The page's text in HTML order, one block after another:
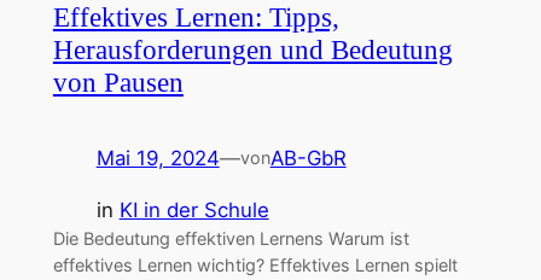
Effektives Lernen: Tipps,
Herausforderungen und Bedeutung
von Pausen
Mai 19, 2024—vonAB-GbR
in KI in der Schule
Die Bedeutung effektiven Lernens Warum ist
effektives Lernen wichtig? Effektives Lernen spielt